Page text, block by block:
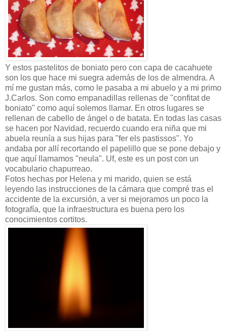
Y estos pastelitos de boniato pero con capa de cacahuete
son los que hace mi suegra además de los de almendra. A
mí me gustan más, como le pasaba a mi abuelo y a mi primo
J.Carlos. Son como empanadillas rellenas de "confitat de
boniato" como aquí solemos llamar. En otros lugares se
rellenan de cabello de ángel o de batata. En todas las casas
se hacen por Navidad, recuerdo cuando era niña que mi
abuela reunía a sus hijas para "fer els pastissos". Yo
andaba por allí recortando el papelillo que se pone debajo y
que aquí llamamos "neula". Uf, este es un post con un
vocabulario chapurreao.
Fotos hechas por Helena y mi marido, quien se está
leyendo las instrucciones de la cámara que compré tras el
accidente de la excursión, a ver si mejoramos un poco la
fotografía, que la infraestructura es buena pero los
conocimientos cortitos.